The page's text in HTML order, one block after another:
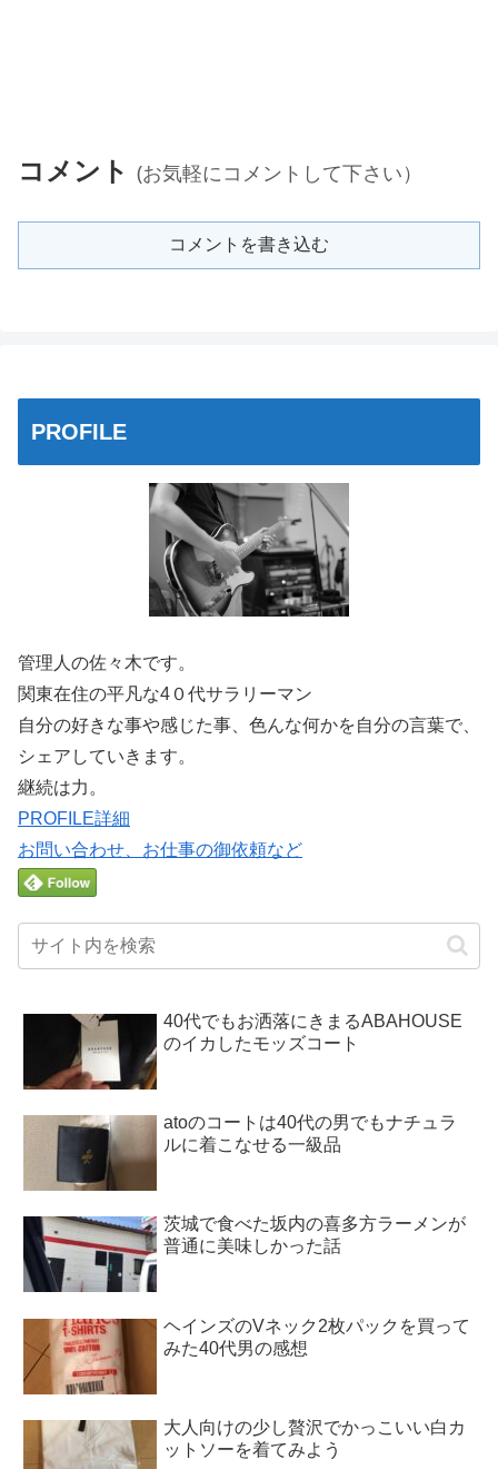
コメント (お気軽にコメントして下さい）
コメントを書き込む
PROFILE
管理人の佐々木です。
関東在住の平凡な4０代サラリーマン
自分の好きな事や感じた事、色んな何かを自分の言葉で、
シェアしていきます。
継続は力。
PROFILE詳細
お問い合わせ、お仕事の御依頼など
40代でもお洒落にきまるABAHOUSE
のイカしたモッズコート
atoのコートは40代の男でもナチュラ
ルに着こなせる一級品
茨城で食べた坂内の喜多方ラーメンが
普通に美味しかった話
ヘインズのVネック2枚パックを買って
みた40代男の感想
大人向けの少し贅沢でかっこいい白カ
ットソーを着てみよう